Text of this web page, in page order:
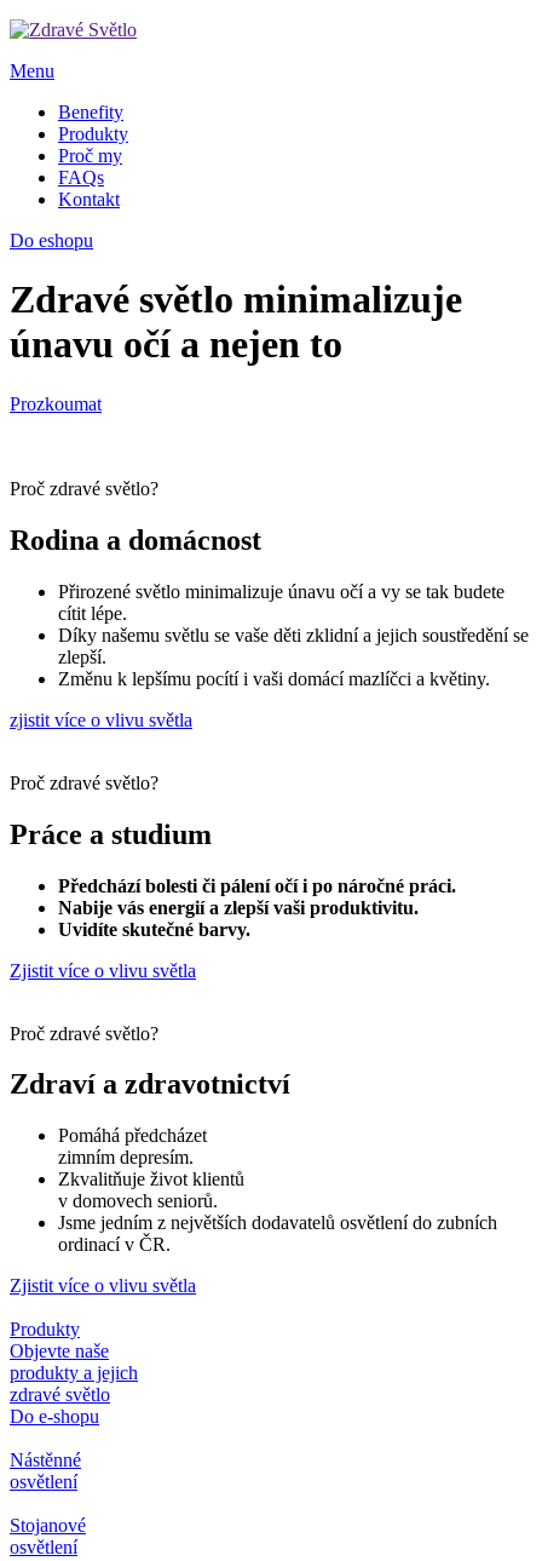
Menu
Benefity
Produkty
Proč my
FAQs
Kontakt
Do eshopu
Zdravé světlo minimalizuje
únavu očí a nejen to
Prozkoumat
Proč zdravé světlo?
Rodina a domácnost
Přirozené světlo minimalizuje únavu očí a vy se tak budete
cítit lépe.
Díky našemu světlu se vaše děti zklidní a jejich soustředění se
zlepší.
Změnu k lepšímu pocítí i vaši domácí mazlíčci a květiny.
zjistit více o vlivu světla
Proč zdravé světlo?
Práce a studium
Předchází bolesti či pálení očí i po náročné práci.
Nabije vás energií a zlepší vaši produktivitu.
Uvidíte skutečné barvy.
Zjistit více o vlivu světla
Proč zdravé světlo?
Zdraví a zdravotnictví
Pomáhá předcházet
zimním depresím.
Zkvalitňuje život klientů
v domovech seniorů.
Jsme jedním z největších dodavatelů osvětlení do zubních
ordinací v ČR.
Zjistit více o vlivu světla
Produkty
Objevte naše
produkty a jejich
zdravé světlo
Do e-shopu
Nástěnné
osvětlení
Stojanové
osvětlení